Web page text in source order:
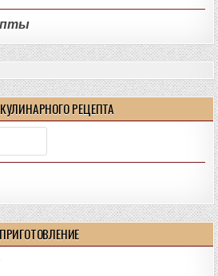
РЕЦЕПТА
ПРИГОТОВЛЕНИЕ